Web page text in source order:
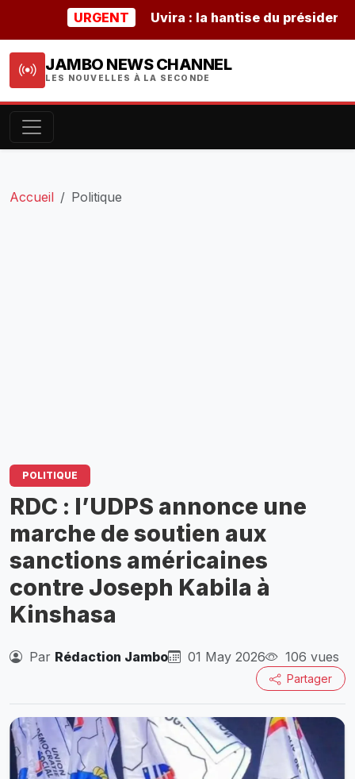
URGENT Uvira : la hantise du président
JAMBO NEWS CHANNEL
LES NOUVELLES À LA SECONDE
Accueil Politique
POLITIQUE
RDC : l’UDPS annonce une
marche de soutien aux
sanctions américaines
contre Joseph Kabila à
Kinshasa
Par Rédaction Jambo 01 May 2026 106 vues
Partager